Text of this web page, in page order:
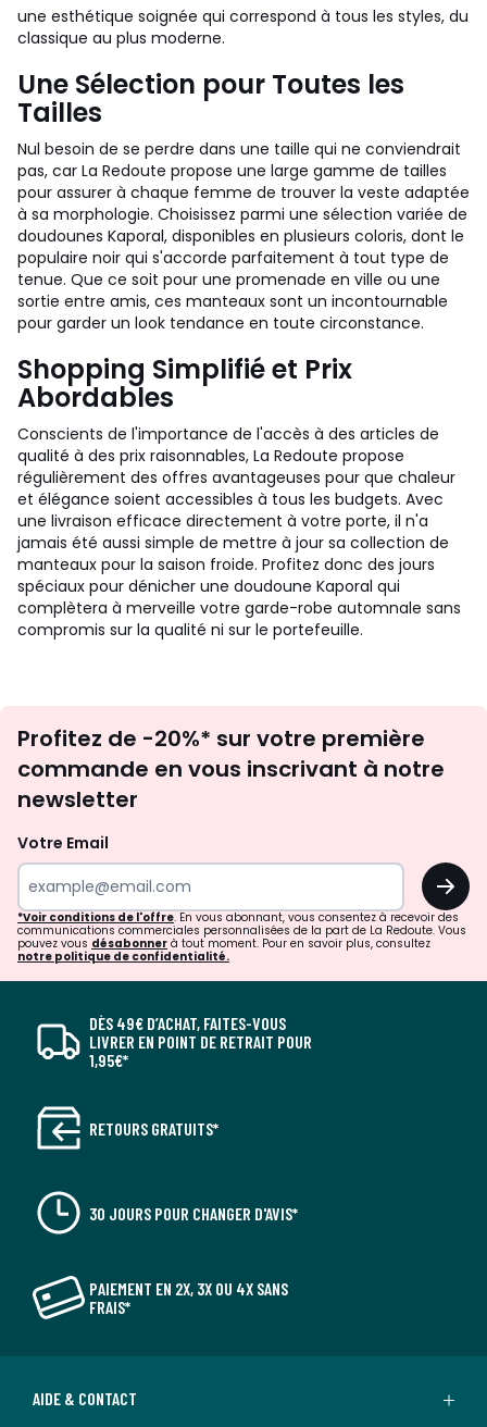
une esthétique soignée qui correspond à tous les styles, du
classique au plus moderne.
Une Sélection pour Toutes les
Tailles
Nul besoin de se perdre dans une taille qui ne conviendrait
pas, car La Redoute propose une large gamme de tailles
pour assurer à chaque femme de trouver la veste adaptée
à sa morphologie. Choisissez parmi une sélection variée de
doudounes Kaporal, disponibles en plusieurs coloris, dont le
populaire noir qui s'accorde parfaitement à tout type de
tenue. Que ce soit pour une promenade en ville ou une
sortie entre amis, ces manteaux sont un incontournable
pour garder un look tendance en toute circonstance.
Shopping Simplifié et Prix
Abordables
Conscients de l'importance de l'accès à des articles de
qualité à des prix raisonnables, La Redoute propose
régulièrement des offres avantageuses pour que chaleur
et élégance soient accessibles à tous les budgets. Avec
une livraison efficace directement à votre porte, il n'a
jamais été aussi simple de mettre à jour sa collection de
manteaux pour la saison froide. Profitez donc des jours
spéciaux pour dénicher une doudoune Kaporal qui
complètera à merveille votre garde-robe automnale sans
compromis sur la qualité ni sur le portefeuille.
newsletter
Profitez de -20%* sur votre première
commande en vous inscrivant à notre
newsletter
Votre Email
OK
*Voir conditions de l'offre. En vous abonnant, vous consentez à recevoir des
communications commerciales personnalisées de la part de La Redoute. Vous
pouvez vous désabonner à tout moment. Pour en savoir plus, consultez
notre politique de confidentialité.
DÈS 49€ D’ACHAT, FAITES-VOUS
LIVRER EN POINT DE RETRAIT POUR
1,95€*
RETOURS GRATUITS*
30 JOURS POUR CHANGER D'AVIS*
PAIEMENT EN 2X, 3X OU 4X SANS
FRAIS*
AIDE & CONTACT